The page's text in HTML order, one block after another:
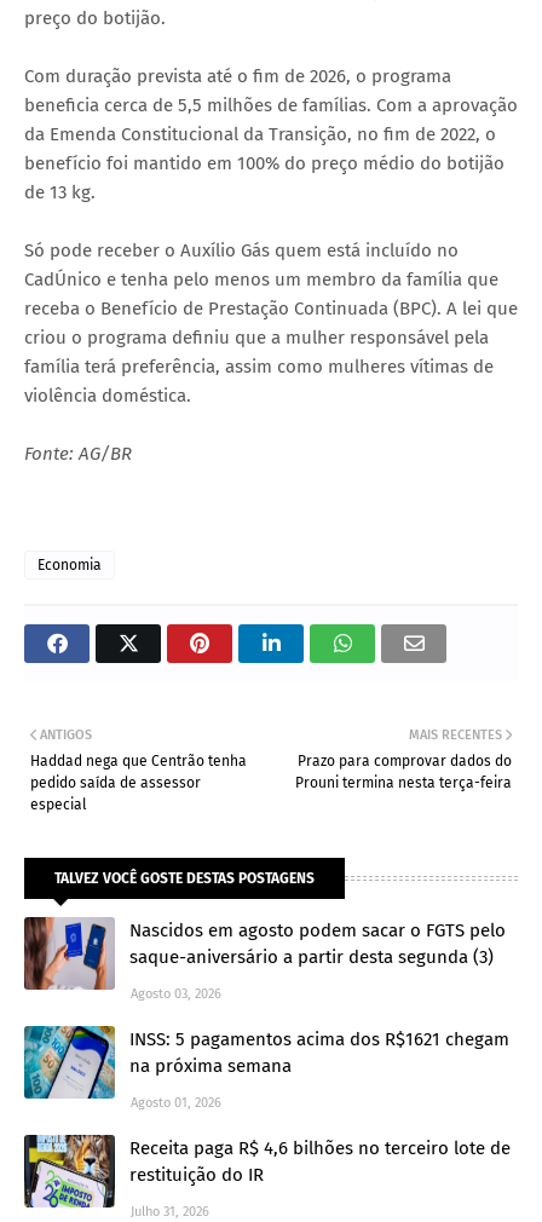
preço do botijão.
Com duração prevista até o fim de 2026, o programa
beneficia cerca de 5,5 milhões de famílias. Com a aprovação
da Emenda Constitucional da Transição, no fim de 2022, o
benefício foi mantido em 100% do preço médio do botijão
de 13 kg.
Só pode receber o Auxílio Gás quem está incluído no
CadÚnico e tenha pelo menos um membro da família que
receba o Benefício de Prestação Continuada (BPC). A lei que
criou o programa definiu que a mulher responsável pela
família terá preferência, assim como mulheres vítimas de
violência doméstica.
Fonte: AG/BR
Economia
MAIS RECENTES
Prazo para comprovar dados do
Prouni termina nesta terça-feira
ANTIGOS
Haddad nega que Centrão tenha
pedido saída de assessor
especial
TALVEZ VOCÊ GOSTE DESTAS POSTAGENS
Nascidos em agosto podem sacar o FGTS pelo
saque-aniversário a partir desta segunda (3)
Agosto 03, 2026
INSS: 5 pagamentos acima dos R$1621 chegam
na próxima semana
Agosto 01, 2026
Receita paga R$ 4,6 bilhões no terceiro lote de
restituição do IR
Julho 31, 2026